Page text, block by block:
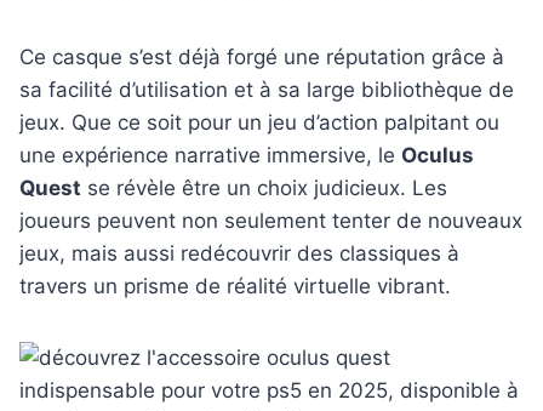
Ce casque s’est déjà forgé une réputation grâce à
sa facilité d’utilisation et à sa large bibliothèque de
jeux. Que ce soit pour un jeu d’action palpitant ou
une expérience narrative immersive, le Oculus
Quest se révèle être un choix judicieux. Les
joueurs peuvent non seulement tenter de nouveaux
jeux, mais aussi redécouvrir des classiques à
travers un prisme de réalité virtuelle vibrant.